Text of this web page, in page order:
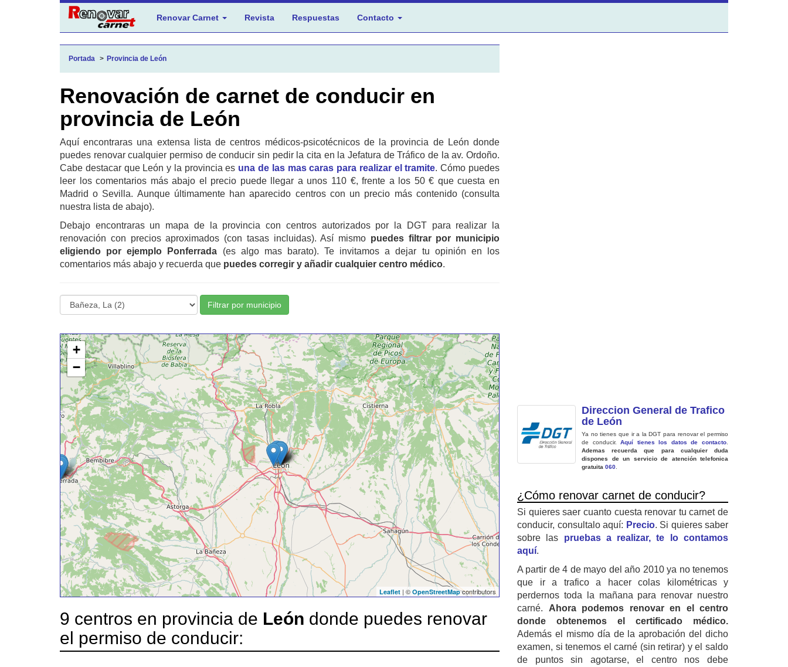
Renovar Carnet Revista Respuestas Contacto
Portada Provincia de León
Renovación de carnet de conducir en
provincia de León
Aquí encontraras una extensa lista de centros médicos-psicotécnicos de la provincia de León donde
puedes renovar cualquier permiso de conducir sin pedir la cita en la Jefatura de Tráfico de la av. Ordoño.
Cabe destacar que León y la provincia es una de las mas caras para realizar el tramite. Cómo puedes
leer los comentarios más abajo el precio puede llegar a unos 110 €, frente a los 50 € que cuesta en
Madrid o Sevilla. Aunque últimamente han aparecido centros con un precio más contenido (consulta
nuestra lista de abajo).
Debajo encontraras un mapa de la provincia con centros autorizados por la DGT para realizar la
renovación con precios aproximados (con tasas incluidas). Así mismo puedes filtrar por municipio
eligiendo por ejemplo Ponferrada (es algo mas barato). Te invitamos a dejar tu opinión en los
comentarios más abajo y recuerda que puedes corregir y añadir cualquier centro médico.
Filtrar por municipio
+
−
Leaflet | © OpenStreetMapcontributors
9 centros en provincia de León donde puedes renovar
el permiso de conducir:
Direccion General de Trafico
de León
Ya no tienes que ir a la DGT para renovar el permiso
de conducir.Aquí tienes los datos de contacto
Ademas recuerda que para cualquier duda
dispones de un servicio de atención telefonica
gratuita 060
¿Cómo renovar carnet de conducir?
Si quieres saer cuanto cuesta renovar tu carnet de
conducir, consultalo aquí: Precio. Si quieres saber
sobre las pruebas a realizar, te lo contamos
aquí.
A partir de 4 de mayo del año 2010 ya no tenemos
que ir a trafico a hacer colas kilométricas y
perdernos toda la mañana para renovar nuestro
carné. Ahora podemos renovar en el centro
donde obtenemos el certificado médico.
Además el mismo día de la aprobación del dicho
examen, si tenemos el carné (sin retirar) y el saldo
de puntos sin agotarse, el centro nos debe